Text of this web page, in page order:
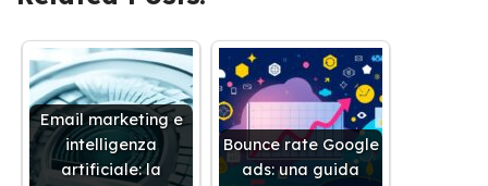
Email marketing e
intelligenza
artificiale: la
Bounce rate Google
ads: una guida